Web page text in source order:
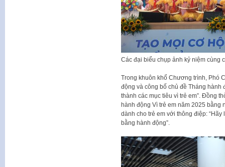
Các đại biểu chụp ảnh kỷ niệm cùng
Trong khuôn khổ Chương trình, Phó
động và công bố chủ đề Tháng hành
thành các mục tiêu vì trẻ em”. Đồng
hành động Vì trẻ em năm 2025 bằng
dành cho trẻ em với thông điệp:
bằng hành động”.